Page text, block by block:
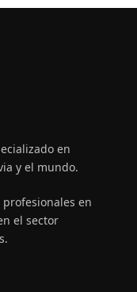
en
y el mundo.
en
el sector